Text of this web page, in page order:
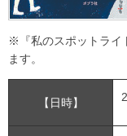
※『私のスポットライ
ます。
【日時】